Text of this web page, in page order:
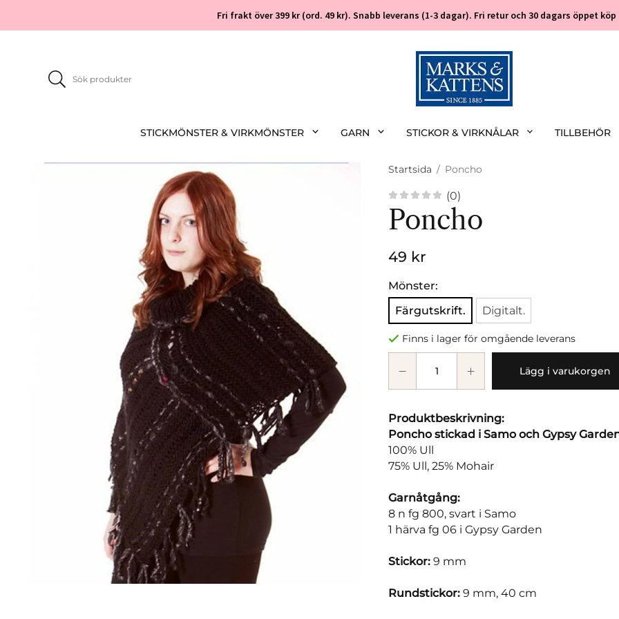
Fri frakt över 399 kr (ord. 49 kr). Snabb leverans (1-3 dagar). Fri retur och 30 dagars öppet
STICKMÖNSTER & VIRKMÖNSTER GARN STICKOR & VIRKNÅLAR TILLBEHÖR
Startsida / Poncho
(0)
Poncho
49 kr
Mönster:
Färgutskrift.
Digitalt.
Finns i lager för omgående leverans
Lägg i varukorgen
Produktbeskrivning:
Poncho stickad i Samo och Gypsy
100% Ull
75% Ull, 25% Mohair
Garnåtgång:
8 n fg 800, svart i Samo
1 härva fg 06 i Gypsy Garden
Stickor: 9 mm
Rundstickor: 9 mm, 40 cm